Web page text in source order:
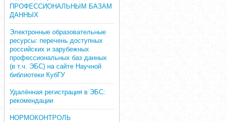
ПРОФЕССИОНАЛЬНЫМ БАЗАМ
ДАННЫХ
Электронные образовательные
ресурсы: перечень доступных
российских и зарубежных
профессиональных баз данных
(в т.ч. ЭБС) на сайте Научной
библиотеки КубГУ
Удалённая регистрация в ЭБС:
рекомендации
НОРМОКОНТРОЛЬ